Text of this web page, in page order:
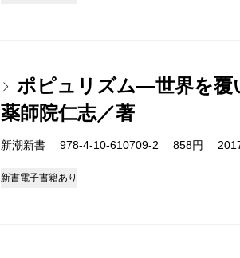
ポピュリズム―世界を覆
薬師院仁志／著
新潮新書 978-4-10-610709-2 858円
新書電子書籍あり